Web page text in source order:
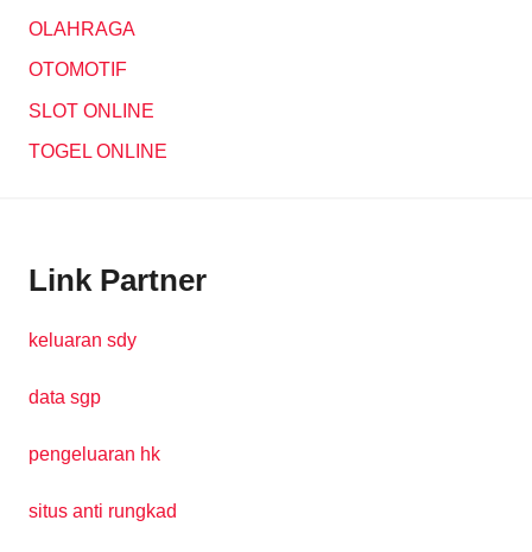
OLAHRAGA
OTOMOTIF
SLOT ONLINE
TOGEL ONLINE
Link Partner
keluaran sdy
data sgp
pengeluaran hk
situs anti rungkad